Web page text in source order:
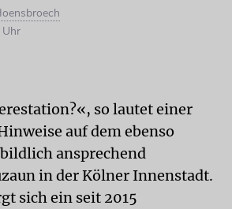
Uhr
so lautet einer
auf dem ebenso
ansprechend
in der Kölner Innenstadt.
sich ein seit 2015